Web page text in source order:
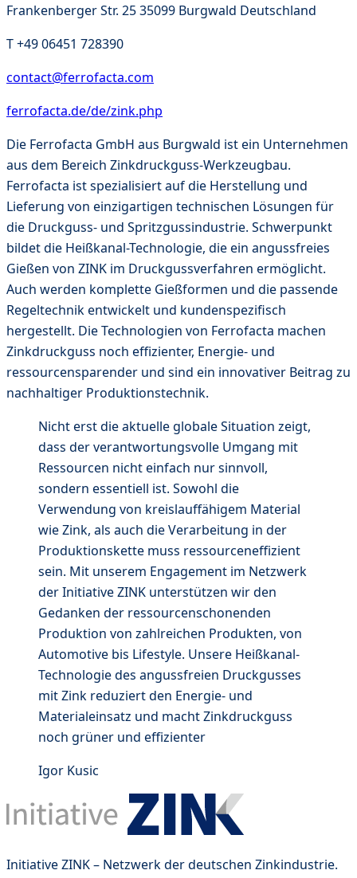
Frankenberger Str. 25 35099 Burgwald Deutschland
T+49 06451 728390
contact@ferrofacta.com
ferrofacta.de/de/zink.php
Die Ferrofacta GmbH aus Burgwald ist ein Unternehmen
aus dem Bereich Zinkdruckguss-Werkzeugbau.
Ferrofacta ist spezialisiert auf die Herstellung und
Lieferung von einzigartigen technischen Lösungen für
die Druckguss- und Spritzgussindustrie. Schwerpunkt
bildet die Heißkanal-Technologie, die ein angussfreies
Gießen von ZINK im Druckgussverfahren ermöglicht.
Auch werden komplette Gießformen und die passende
Regeltechnik entwickelt und kundenspezifisch
hergestellt. Die Technologien von Ferrofacta machen
Zinkdruckguss noch effizienter, Energie- und
ressourcensparender und sind ein innovativer Beitrag zu
nachhaltiger Produktionstechnik.
Nicht erst die aktuelle globale Situation zeigt,
dass der verantwortungsvolle Umgang mit
Ressourcen nicht einfach nur sinnvoll,
sondern essentiell ist. Sowohl die
Verwendung von kreislauffähigem Material
wie Zink, als auch die Verarbeitung in der
Produktionskette muss ressourceneffizient
sein. Mit unserem Engagement im Netzwerk
der Initiative ZINK unterstützen wir den
Gedanken der ressourcenschonenden
Produktion von zahlreichen Produkten, von
Automotive bis Lifestyle. Unsere Heißkanal-
Technologie des angussfreien Druckgusses
mit Zink reduziert den Energie- und
Materialeinsatz und macht Zinkdruckguss
noch grüner und effizienter
Igor Kusic
Initiative ZINK – Netzwerk der deutschen Zinkindustrie.